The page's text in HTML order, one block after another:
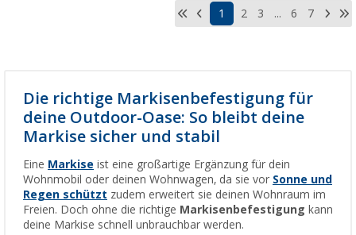
1 2 3 ... 6 7
Die richtige Markisenbefestigung für
deine Outdoor-Oase: So bleibt deine
Markise sicher und stabil
Eine Markise ist eine großartige Ergänzung für dein
Wohnmobil oder deinen Wohnwagen, da sie vor Sonne und
Regen schützt zudem erweitert sie deinen Wohnraum im
Freien. Doch ohne die richtige Markisenbefestigung kann
deine Markise schnell unbrauchbar werden.